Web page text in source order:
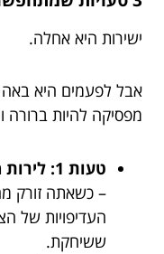
ישירות היא אחלה.
אבל לפעמים היא
מפסיקה להיות ברורה
טעות 1: לירות מספר לפני שהבנת את המשחק
– כשאתה זורק
העדיפויות של
ששיחקת.